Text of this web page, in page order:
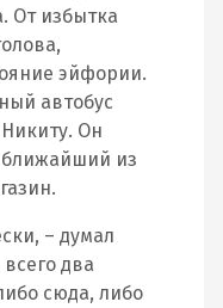
От избытка
эйфории.
автобус
Он
из
– думал
два
сюда, либо